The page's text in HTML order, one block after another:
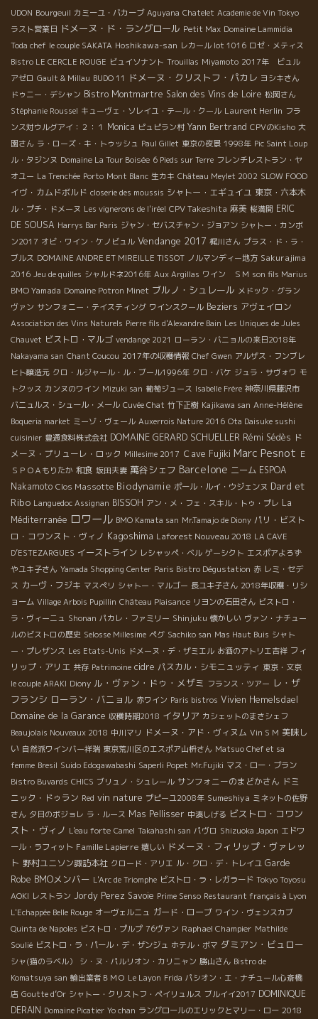
UDON Bourgeuil カミーユ・バカーブ Aguyana Chatelet Academie de Vin Tokyo
ラスト営業日 ドメーヌ・ド・ラングロール Petit Max Domaine Lammidia
Toda chef le couple SAKATA Hoshikawa-san レカール lot 1016 ロゼ・メティス
Bistro LE CERCLE ROUGE ビュイソナント Trouillas Miyamoto 2017年 ビュル
アゼロ Gault & Millau BUDO 11 ドメーヌ・クリストフ・パカレ ヨシキさん
ドゥニー・デシャン Bistro Montmartre Salon des Vins de Loire 松岡さん
Stéphanie Roussel キューヴェ・ソレイユ・テール・クール Laurent Herlin フラ
ンス対ウルグアイ：２：１ Monica ピュピラン村 Yann Bertrand CPVのKisho 大
園さん ラ・ローズ・キ・トゥッシュ Paul Gillet 東京の夜景 1998年 Pic Saint Loup
ル・タジンヌ Domaine La Tour Boisée 6 Pieds sur Terre フレンチレストラン・ヤ
オユー La Trenchée Porto Mont Blanc 生カキ Château Meylet 2002 SLOW FOOD
イヴ・カムドボルド closerie des moussis シャトー・エギュイユ 東京・六本木
ル・プチ・ドメーヌ Les vignerons de l'iréel CPV Takeshita 麻美 桜満開 ERIC
DE SOUSA Harrys Bar Paris ジャン・セバスチャン・ジョアン シャトー・カンボ
ン2017 オビ・ワイン・ケノビュル Vendange 2017 梶川さん プラス・ド・ラ・
ブルス DOMAINE ANDRE ET MIREILLE TISSOT ノルマンディー地方 Sakurajima
2016 Jeu de quilles シャルドネ2016年 Aux Argillas ワイン ＳＭ son fils Marius
BMO Yamada Domaine Potron Minet ブルノ・シュレール メドック・グラン
ヴァン サンフォニー・テイスティング ワインスクール Beziers アヴェイロン
Association des Vins Naturels Pierre fils d'Alexandre Bain Les Uniques de Jules
Chauvet ビストロ・マルゴ vendange 2021 ローラン・バニョルの来日2018年
Nakayama san Chant Coucou 2017年の収穫情報 Chef Gwen アルザス・フンブレ
ヒト醸造元 クロ・ルジャール・ル・ブール1996年 クロ・バケ ジュラ・サヴォワ モ
トクッス カンヌのワイン Mizuki san 葡萄ジュース Isabelle Frère 神奈川県藤沢市
バニュルス・シュール・メール Cuvée Chat 竹下正樹 Kajikawa san Anne-Hélène
Boqueria market ミーゾ・ヴェール Auxerrois Nature 2016 Ota Daisuke sushi
cuisinier 豊通食料株式会社 DOMAINE GERARD SCHUELLER Rémi Sédès ド
メーヌ・プリューレ・ロック Millesime 2017 Ｃave Fujiki Marc Pesnot Ｅ
ＳＰＯＡもりたか 和食 坂田夫妻 萬谷シェフ Barcelone ニーム ESPOA
Nakamoto Clos Massotte Biodynamie ポール・ルイ・ウジェンヌ Dard et
Ribo Languedoc Assignan BISSOH アン・メ・フェ・スキル・トゥ・プレ La
Méditerranée ロワール BMO Kamata san Mr.Tamajo de Diony パリ・ビスト
ロ・コワンスト・ヴィノ Kagoshima Laforest Nouveau 2018 LA CAVE
D’ESTEZARGUES イーストライン レシャッペ・ベル ゲーシクト エスポアよろず
やユキ子さん Yamada Shopping Center Paris Bistro Dégustation 赤 レミ・セデ
ス カーヴ・フジキ マスぺリ シャトー・マルゴー 長ユキ子さん 2018年収穫・リシ
ョーム Village Arbois Pupillin Château Plaisance リヨンの石田さん ビストロ・
ラ・ヴィーニュ Shonan パカレ・ファミリー Shinjuku 懐かしい ヴァン・ナチュー
ルのビストロの歴史 Selosse Millesime ペグ Sachiko san Mas Haut Buis シャト
ー・プレザンス Les Etats-Unis ドメーヌ・デ・ザミエル お酒のアトリエ吉祥 フィ
リップ・アリエ 共存 Patrimoine cidre パスカル・シモニュッティ 東京・文京
le couple ARAKI Diony ル・ヴァン・ドゥ・メザミ フランス・ツアー レ・ザ
フランシ ローラン・バニョル 赤ワイン Paris bistros Vivien Hemelsdael
Domaine de la Garance 収穫時期2018 イタリア カシェットのまさシェフ
Beaujolais Nouveaux 2018 中川マリ ドメーヌ・アド・ヴィヌム Vin S M 美味し
い 自然派ワインバー祥瑞 東京荒川区のエスポア山枡さん Matsuo Chef et sa
femme Bresil Suido Edogawabashi Saperli Popet Mr.Fujiki マス・ロー・ブラン
Bistro Buvards CHICS ブリュノ・シュレール サンフォニーのまどかさん ドミ
ニック・ドゥラン Red vin nature プピーユ2008年 Sumeshiya ミネットの佐野
さん 夕日のボジョレ ラ・ルース Mas Pellisser 中湊しげる ビストロ・コワン
スト・ヴィノ L'eau forte Camel Takahashi san パヴロ Shizuoka Japon エドワ
ール・ラフィット Famille Lapierre 嬉しい ドメーヌ・フィリップ・ヴァレッ
ト 野村ユニソン諏訪本社 クロード・アリエ ル・クロ・デ・トレイユ Garde
Robe BMOメンバー L'Arc de Triomphe ビストロ・ラ・レガラード Tokyo Toyosu
AOKI レストラン Jordy Perez Savoie Prime Senso Restaurant français à Lyon
L'Echappée Belle Rouge オーヴェルニュ ガード・ローブ ワイン・ヴェンスカブ
Quinta de Napoles ビストロ・プルプ 76ヴァン Raphael Champier Mathilde
Soulié ビストロ・ラ・パール・デ・ザンジュ ホテル・ボマ ダミアン・ビュロー
シャ(猫のラベル） シ・ヌ・パルリオン・カリニャン 勝山さん Bistro de
Komatsuya san 輸出業者ＢＭＯ Le Layon Frida パシオン・エ・ナチュール心斎橋
店 Goutte d’Or シャトー・クリストフ・ペイリュルス ブルイイ2017 DOMINIQUE
DERAIN Domaine Picatier Yo chan ラングロールのエリックとマリー・ロー 2018